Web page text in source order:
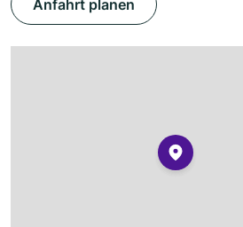
Anfahrt planen